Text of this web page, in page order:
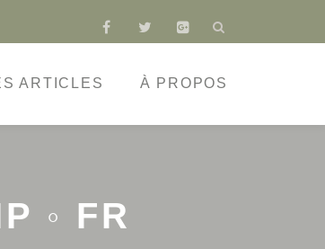
fa-
fa-
fa-
plus-
ARTICLES À PROPOS
◦ FR